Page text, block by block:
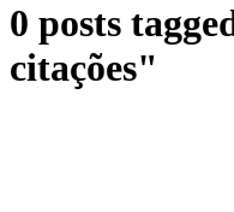
0 posts
citações"